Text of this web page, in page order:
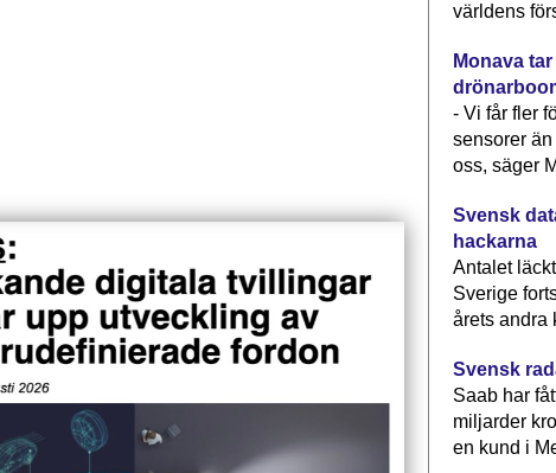
världens
Monava
- Vi får fler
sensorer
oss, säger
Svensk
hackarna
Antalet
Sverige
årets andra
Svensk
Saab har
miljarder
en kund i